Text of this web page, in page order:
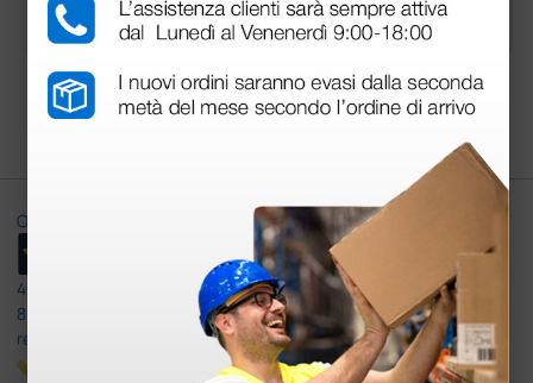
1 pz.
Carica più prodotti
Ottimo
4,6
8.330
recensioni